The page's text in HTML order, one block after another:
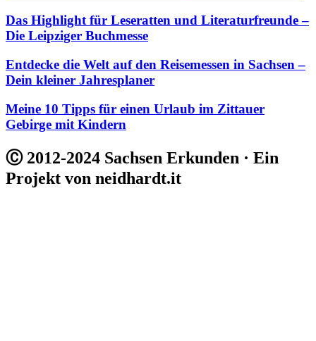
Das Highlight für Leseratten und Literaturfreunde –
Die Leipziger Buchmesse
Entdecke die Welt auf den Reisemessen in Sachsen –
Dein kleiner Jahresplaner
Meine 10 Tipps für einen Urlaub im Zittauer
Gebirge mit Kindern
Ⓒ 2012-2024 Sachsen Erkunden · Ein
Projekt von neidhardt.it